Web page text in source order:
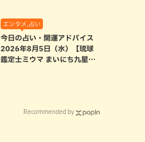
エンタメ,占い
今日の占い・開運アドバイス
2026年8月5日（水）【琉球
鑑定士ミウマ まいにち九星気
Recommended by